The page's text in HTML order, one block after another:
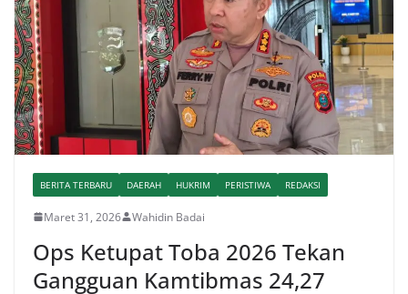
BERITA TERBARU DAERAH HUKRIM PERISTIWA REDAKSI
Maret 31, 2026 Wahidin Badai
Ops Ketupat Toba 2026 Tekan
Gangguan Kamtibmas 24,27